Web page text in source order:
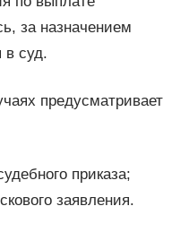
за назначением
в суд.
предусматривает
приказа;
заявления.